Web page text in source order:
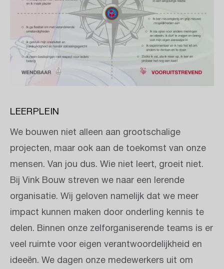
LEERPLEIN
We bouwen niet alleen aan grootschalige
projecten, maar ook aan de toekomst van onze
mensen. Van jou dus. Wie niet leert, groeit niet.
Bij Vink Bouw streven we naar een lerende
organisatie. Wij geloven namelijk dat we meer
impact kunnen maken door onderling kennis te
delen. Binnen onze zelforganiserende teams is er
veel ruimte voor eigen verantwoordelijkheid en
ideeën. We dagen onze medewerkers uit om